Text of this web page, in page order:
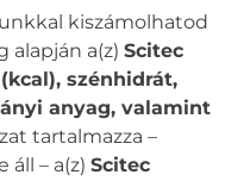
kiszámolhatod
alapján a(z) Scitec
szénhidrát,
anyag, valamint
tartalmazza –
– a(z) Scitec